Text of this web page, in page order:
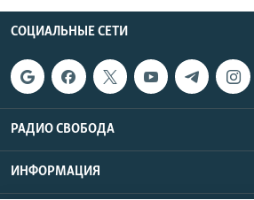
СОЦИАЛЬНЫЕ СЕТИ
РАДИО СВОБОДА
ИНФОРМАЦИЯ